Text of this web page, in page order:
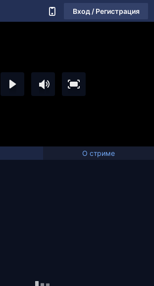
Вход / Регистрация
О стриме